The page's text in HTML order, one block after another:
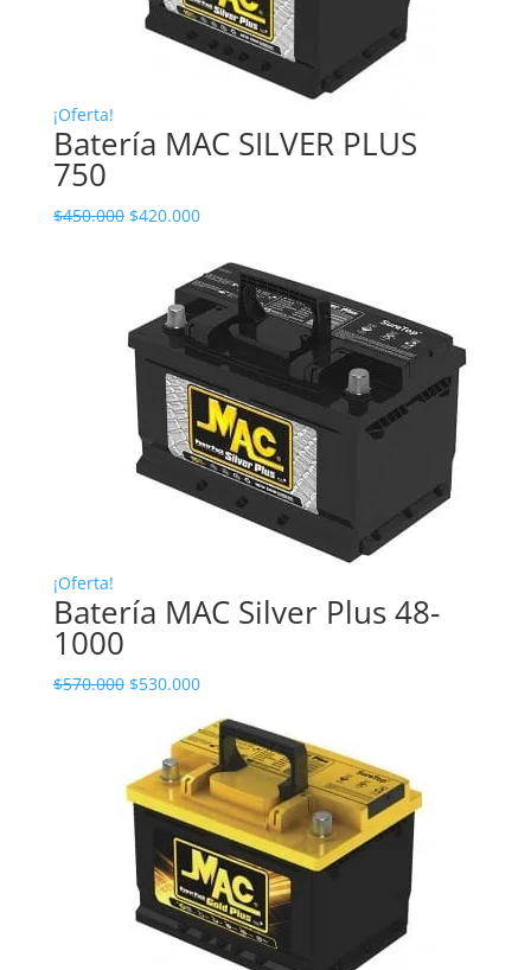
¡Oferta!
Batería MAC SILVER PLUS
750
$450.000 $420.000
¡Oferta!
Batería MAC Silver Plus 48-
1000
$570.000 $530.000